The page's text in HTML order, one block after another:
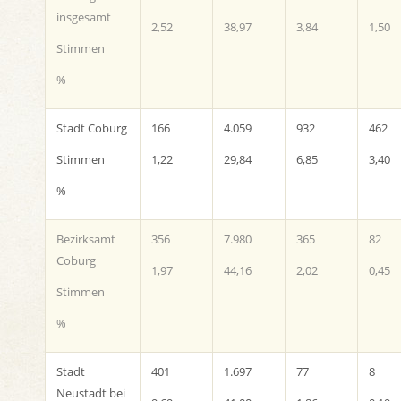
insgesamt
Stimmen
%
2,52
38,97
3,84
1,50
Stadt Coburg
Stimmen
%
166
1,22
4.059
29,84
932
6,85
462
3,40
Bezirksamt
Coburg
Stimmen
%
356
1,97
7.980
44,16
365
2,02
82
0,45
Stadt
Neustadt bei
401
1.697
77
8